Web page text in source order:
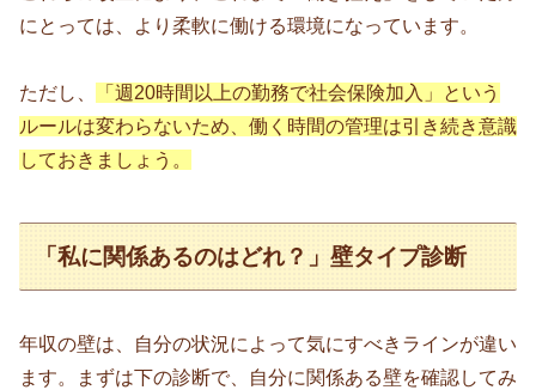
にとっては、より柔軟に働ける環境になっています。
ただし、
「週20時間以上の勤務で社会保険加入」という
ルールは変わらないため、働く時間の管理は引き続き意識
しておきましょう。
「私に関係あるのはどれ？」壁タイプ診断
年収の壁は、自分の状況によって気にすべきラインが違い
ます。まずは下の診断で、自分に関係ある壁を確認してみ